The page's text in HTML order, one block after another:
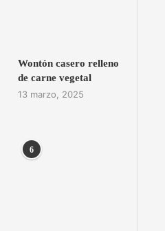
Wontón casero relleno
de carne vegetal
13 marzo, 2025
6